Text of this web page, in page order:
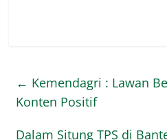
← Kemendagri : Lawan
Konten Positif
Dalam Situng TPS di